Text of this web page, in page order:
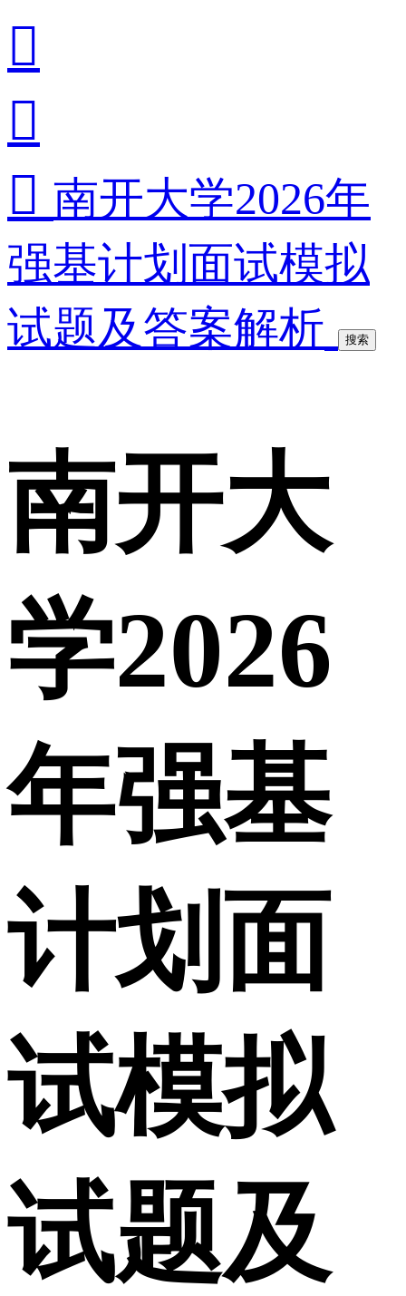


 南开大学2026年
强基计划面试模拟
试题及答案解析
搜索
南开大
学2026
年强基
计划面
试模拟
试题及